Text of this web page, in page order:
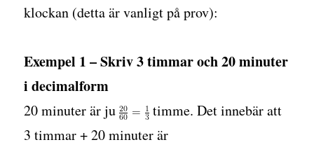
klockan (detta är vanligt på prov):
Exempel 1 – Skriv 3 timmar och 20 minuter
i decimalform
20 minuter är ju
timme. Det innebär att
3 timmar + 20 minuter är